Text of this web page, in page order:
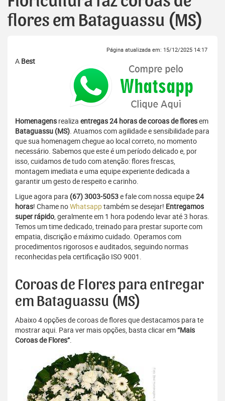
flores em Bataguassu (MS)
Página atualizada em: 15/12/2025 14:17
A Best
Homenagens realiza entregas 24 horas de coroas de floresem
Bataguassu (MS). Atuamos com agilidade e sensibilidade para
que sua homenagem chegue ao local correto, no momento
necessário. Sabemos que este é um período delicado e, por
isso, cuidamos de tudo com atenção: flores frescas,
montagem imediata e uma equipe experiente dedicada a
garantir um gesto de respeito e carinho.
Ligue agora para (67) 3003-5053e fale com nossa equipe24
horas! Chame noWhatsapptambém se desejar! Entregamos
super rápido, geralmente em 1 hora podendo levar até 3 horas.
Temos um time dedicado, treinado para prestar suporte com
empatia, discrição e máximo cuidado. Operamos com
procedimentos rigorosos e auditados, seguindo normas
reconhecidas pela certificação ISO 9001.
Coroas de Flores para entregar
em Bataguassu (MS)
Abaixo 4 opções de coroas de flores que destacamos para te
mostrar aqui. Para ver mais opções, basta clicar em“Mais
Coroas de Flores”.